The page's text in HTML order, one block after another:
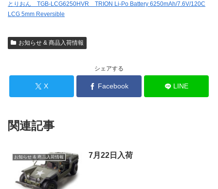
とりおん TGB-LCG6250HVR TRION Li-Po Battery 6250mAh/7.6V/120C
LCG 5mm Reversible
お知らせ & 商品入荷情報
シェアする
X Facebook LINE
関連記事
お知らせ & 商品入荷情報 7月22日入荷